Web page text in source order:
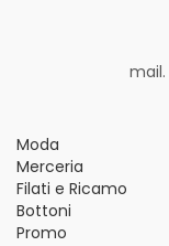
mail.
Moda
Merceria
Filati e Ricamo
Bottoni
Promo